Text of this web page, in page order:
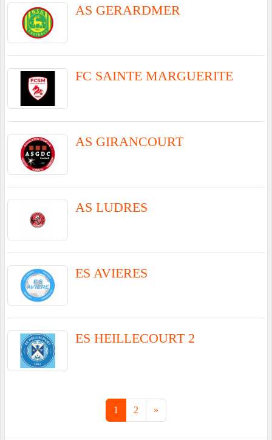
AS GERARDMER
FC SAINTE MARGUERITE
AS GIRANCOURT
AS LUDRES
ES AVIERES
ES HEILLECOURT 2
1 2 »